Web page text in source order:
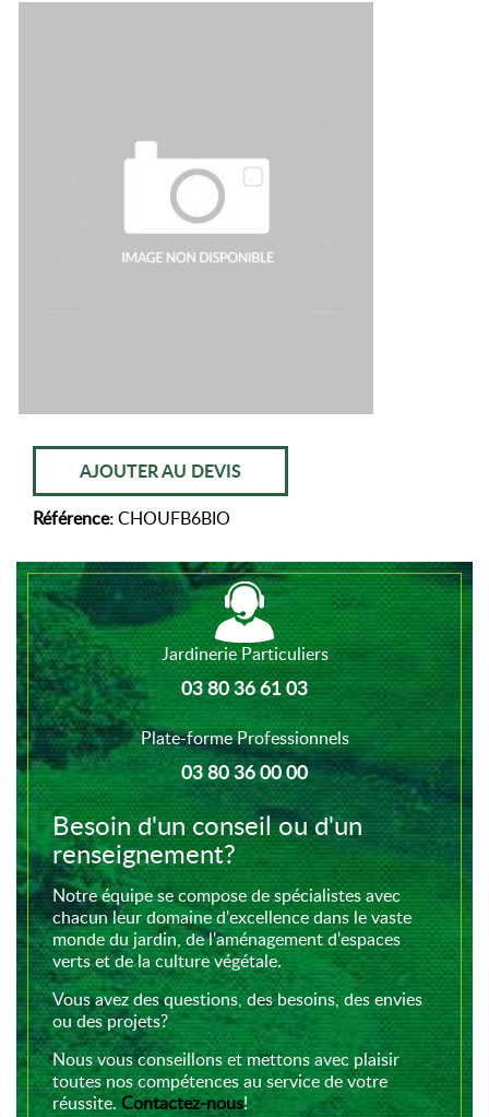
AJOUTER AU DEVIS
Référence:CHOUFB6BIO
Jardinerie Particuliers
03 80 36 61 03
Plate-forme Professionnels
03 80 36 00 00
Besoin d'un conseil ou d'un
renseignement?
Notre équipe se compose de spécialistes avec
chacun leur domaine d'excellence dans le vaste
monde du jardin, de l'aménagement d'espaces
verts et de la culture végétale.
Vous avez des questions, des besoins, des envies
ou des projets?
Nous vous conseillons et mettons avec plaisir
toutes nos compétences au service de votre
réussite.Contactez-nous!